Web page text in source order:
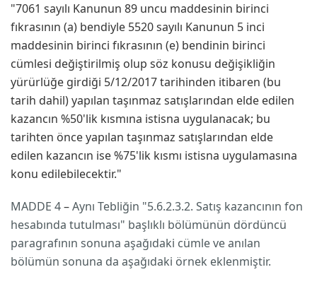
"7061 sayılı Kanunun 89 uncu maddesinin birinci
fıkrasının (a) bendiyle 5520 sayılı Kanunun 5 inci
maddesinin birinci fıkrasının (e) bendinin birinci
cümlesi değiştirilmiş olup söz konusu değişikliğin
yürürlüğe girdiği 5/12/2017 tarihinden itibaren (bu
tarih dahil) yapılan taşınmaz satışlarından elde edilen
kazancın %50'lik kısmına istisna uygulanacak; bu
tarihten önce yapılan taşınmaz satışlarından elde
edilen kazancın ise %75'lik kısmı istisna uygulamasına
konu edilebilecektir."
MADDE 4–Aynı Tebliğin "5.6.2.3.2. Satış kazancının fon
hesabında tutulması" başlıklı bölümünün dördüncü
paragrafının sonuna aşağıdaki cümle ve anılan
bölümün sonuna da aşağıdaki örnek eklenmiştir.